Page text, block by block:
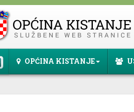
OPĆINA KISTANJE